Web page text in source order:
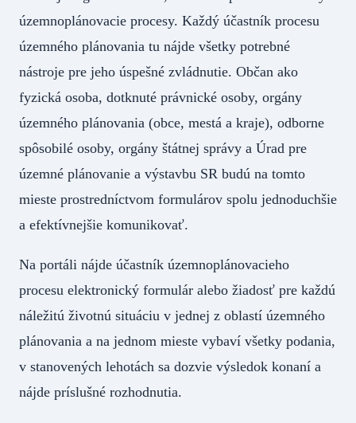
územnoplánovacie procesy. Každý účastník procesu
územného plánovania tu nájde všetky potrebné
nástroje pre jeho úspešné zvládnutie. Občan ako
fyzická osoba, dotknuté právnické osoby, orgány
územného plánovania (obce, mestá a kraje), odborne
spôsobilé osoby, orgány štátnej správy a Úrad pre
územné plánovanie a výstavbu SR budú na tomto
mieste prostredníctvom formulárov spolu jednoduchšie
a efektívnejšie komunikovať.
Na portáli nájde účastník územnoplánovacieho
procesu elektronický formulár alebo žiadosť pre každú
náležitú životnú situáciu v jednej z oblastí územného
plánovania a na jednom mieste vybaví všetky podania,
v stanovených lehotách sa dozvie výsledok konaní a
nájde príslušné rozhodnutia.